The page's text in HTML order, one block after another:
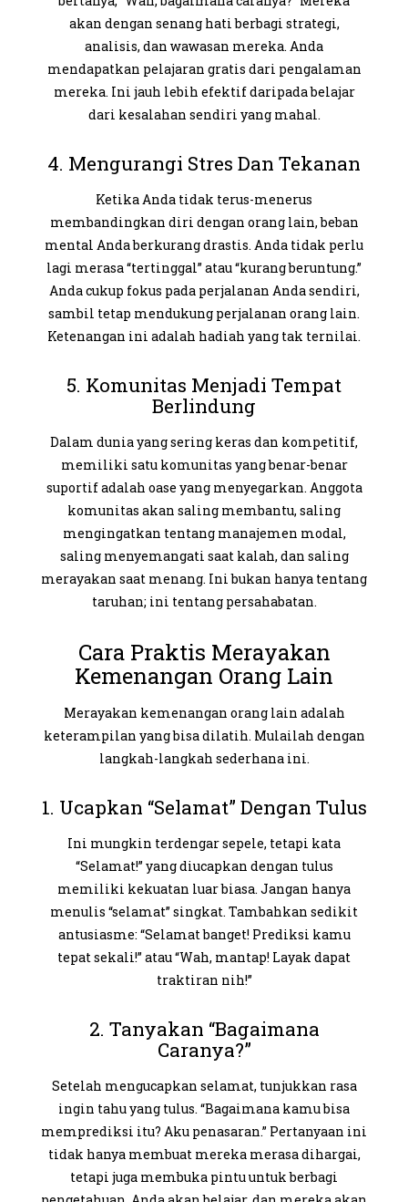
akan dengan senang hati berbagi strategi,
analisis, dan wawasan mereka. Anda
mendapatkan pelajaran gratis dari pengalaman
mereka. Ini jauh lebih efektif daripada belajar
dari kesalahan sendiri yang mahal.
4. Mengurangi Stres Dan Tekanan
Ketika Anda tidak terus-menerus
membandingkan diri dengan orang lain, beban
mental Anda berkurang drastis. Anda tidak perlu
lagi merasa “tertinggal” atau “kurang beruntung.”
Anda cukup fokus pada perjalanan Anda sendiri,
sambil tetap mendukung perjalanan orang lain.
Ketenangan ini adalah hadiah yang tak ternilai.
5. Komunitas Menjadi Tempat
Berlindung
Dalam dunia yang sering keras dan kompetitif,
memiliki satu komunitas yang benar-benar
suportif adalah oase yang menyegarkan. Anggota
komunitas akan saling membantu, saling
mengingatkan tentang manajemen modal,
saling menyemangati saat kalah, dan saling
merayakan saat menang. Ini bukan hanya tentang
taruhan; ini tentang persahabatan.
Cara Praktis Merayakan
Kemenangan Orang Lain
Merayakan kemenangan orang lain adalah
keterampilan yang bisa dilatih. Mulailah dengan
langkah-langkah sederhana ini.
1. Ucapkan “Selamat” Dengan Tulus
Ini mungkin terdengar sepele, tetapi kata
“Selamat!” yang diucapkan dengan tulus
memiliki kekuatan luar biasa. Jangan hanya
menulis “selamat” singkat. Tambahkan sedikit
antusiasme: “Selamat banget! Prediksi kamu
tepat sekali!” atau “Wah, mantap! Layak dapat
traktiran nih!”
2. Tanyakan “Bagaimana
Caranya?”
Setelah mengucapkan selamat, tunjukkan rasa
ingin tahu yang tulus. “Bagaimana kamu bisa
memprediksi itu? Aku penasaran.” Pertanyaan ini
tidak hanya membuat mereka merasa dihargai,
tetapi juga membuka pintu untuk berbagi